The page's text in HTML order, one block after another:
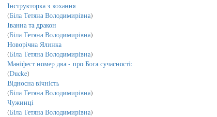
Інструкторка з кохання
(Біла Тетяна Володимирівна)
Іванна та дракон
(Біла Тетяна Володимирівна)
Новорічна Ялинка
(Біла Тетяна Володимирівна)
Маніфест номер два - про Бога сучасності:
(Ducke)
Відносна вічність
(Біла Тетяна Володимирівна)
Чужинці
(Біла Тетяна Володимирівна)